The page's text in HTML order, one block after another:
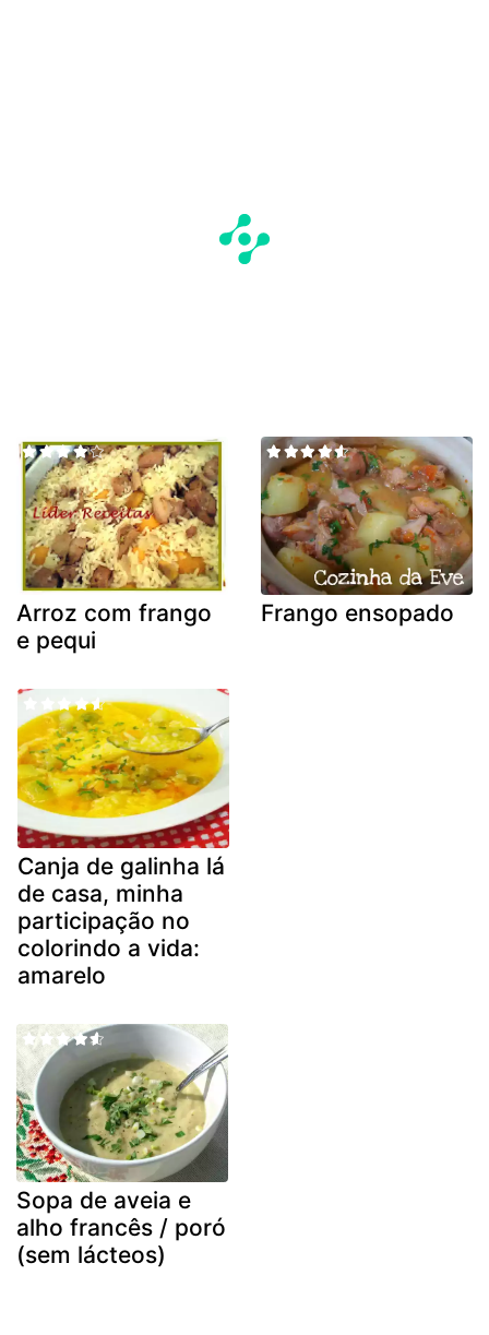
Arroz com frango
e pequi
Frango ensopado
Canja de galinha lá
de casa, minha
participação no
colorindo a vida:
amarelo
Sopa de aveia e
alho francês / poró
(sem lácteos)